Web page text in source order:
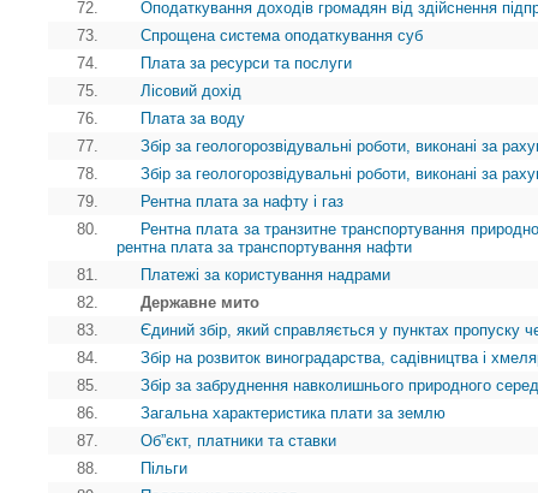
72.
Оподаткування доходів громадян від здійснення
73.
Спрощена система оподаткування суб
74.
Плата за ресурси та послуги
75.
Лісовий дохід
76.
Плата за воду
77.
Збір за геологорозвідувальні роботи, виконані за
78.
Збір за геологорозвідувальні роботи, виконані за
79.
Рентна плата за нафту і газ
80.
Рентна плата за транзитне транспортування
рентна плата за транспортування нафти
81.
Платежі за користування надрами
82.
Державне мито
83.
Єдиний збір, який справляється у пунктах пропуску
84.
Збір на розвиток виноградарства, садівництва і
85.
Збір за забруднення навколишнього природного
86.
Загальна характеристика плати за землю
87.
Об”єкт, платники та ставки
88.
Пільги